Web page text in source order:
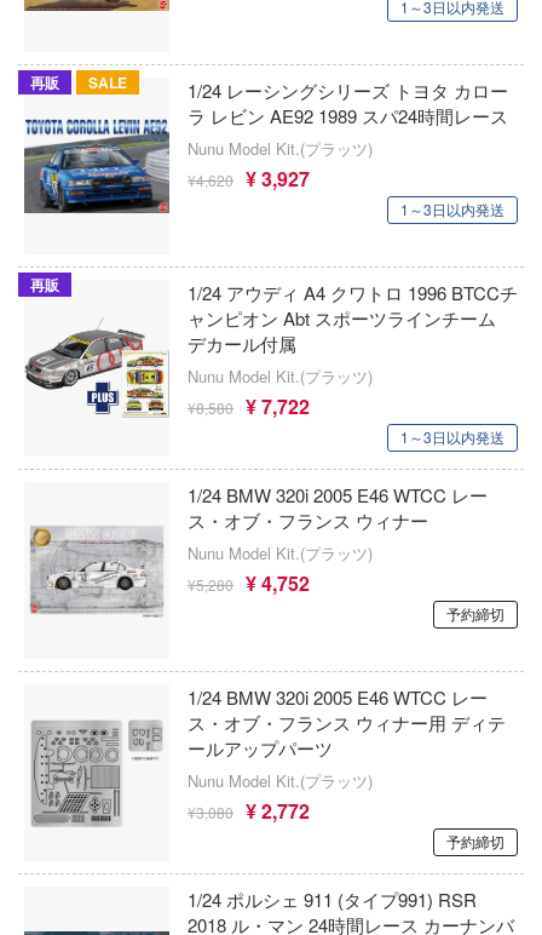
1～3日以内発送
再販 SALE
1/24 レーシングシリーズ トヨタ カロー
ラ レビン AE92 1989 スパ24時間レース
Nunu Model Kit.(プラッツ)
¥4,620 ¥ 3,927
1～3日以内発送
再販
1/24 アウディ A4 クワトロ 1996 BTCCチ
ャンピオン Abt スポーツラインチーム
デカール付属
Nunu Model Kit.(プラッツ)
¥8,580 ¥ 7,722
1～3日以内発送
1/24 BMW 320i 2005 E46 WTCC レー
ス・オブ・フランス ウィナー
Nunu Model Kit.(プラッツ)
¥5,280 ¥ 4,752
予約締切
1/24 BMW 320i 2005 E46 WTCC レー
ス・オブ・フランス ウィナー用 ディテ
ールアップパーツ
Nunu Model Kit.(プラッツ)
¥3,080 ¥ 2,772
予約締切
1/24 ポルシェ 911 (タイプ991) RSR
2018 ル・マン 24時間レース カーナンバ
オーバーロード
お隣の天使様にいつの間にか駄目人間に
た件
お兄ちゃんはおしまい!
俺の妹がこんなに可愛いわけがない
ガンダムシリーズ
カウボーイビバップ
カッコウの許嫁
陰の実力者になりたくて!
Collar×Malice
科学忍者隊ガッチャマン
家庭教師ヒットマンREBORN!
機甲戦記ドラグナー
ガメラ
賭ケグルイ
かげきしょうじょ!!
Astrum Design
アートスケールキット
ョン)
アーティストホビー(ビーバーコーポレー
AMMO(ビーバーコーポレーション)
i8TOYS
アメリカレベル(ハセガワ)
RTディオラマ(ビーバーコーポレーショ
鋼鉄浪漫製造所(IRON ROMANCE
アイリス(ビーバーコーポレーション)
アベール(バウマン)
ABILU Design
アガツマ
アニスコル(核誠治造)
アカデミー(インターアライド)
ドラグナー
プターさくら
ょうじょ!!
&パンツァー
は告らせたい？～天才たちの恋愛頭脳戦
くしょん -艦これ-
ダー
バンドクライ
記モスピーダ
ィーハニー
ャパン
メーカーをすべて見る
プメニュー
ガイド
シーポリシー
公式アカウント
カウント
公式アカウント